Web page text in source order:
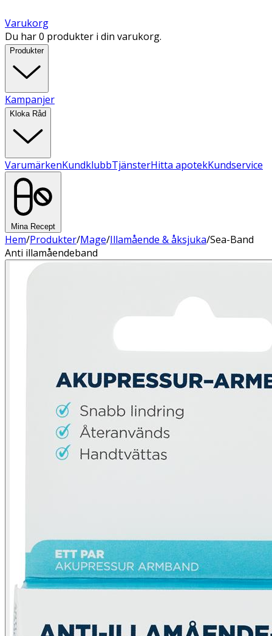
Varukorg
Du har 0 produkter i din varukorg.
Produkter
Kampanjer
Kloka Råd
VarumärkenKundklubbTjänsterHitta apotekKundservice
Mina Recept
Hem/Produkter/Mage/Illamående & åksjuka/Sea-Band
Anti illamåendeband